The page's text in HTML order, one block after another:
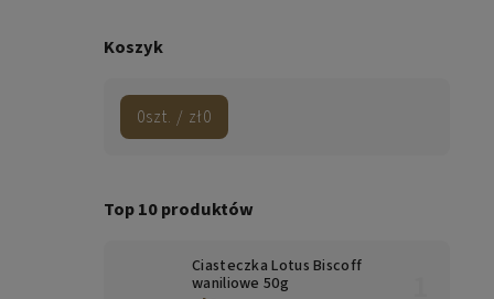
Koszyk
0szt. / zł0
Top 10 produktów
Ciasteczka Lotus Biscoff
waniliowe 50g